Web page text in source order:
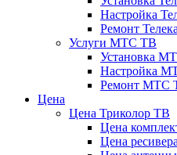
Настройка
Ремонт
Услуги МТС ТВ
Установка
Настройка
Ремонт МТС
Цена
Цена Триколор ТВ
Цена
Цена